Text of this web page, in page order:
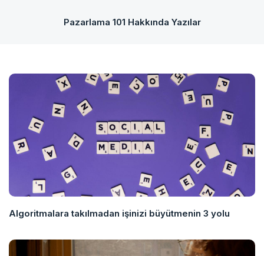
Pazarlama 101 Hakkında Yazılar
Algoritmalara takılmadan işinizi büyütmenin 3 yolu